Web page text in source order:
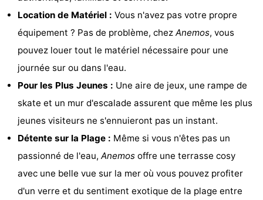
Croisières
Fermes
Terrains
jeux
-
Aires
de
intérieures
Bowling
-
de
de
Villages
Location de Matériel : Vous n'avez pas votre propre
équipement ? Pas de problème, chez Anemos, vous
pouvez louer tout le matériel nécessaire pour une
journée sur ou dans l'eau.
Pour les Plus Jeunes : Une aire de jeux, une rampe de
skate et un mur d'escalade assurent que même les plus
jeunes visiteurs ne s'ennuieront pas un instant.
Détente sur la Plage : Même si vous n'êtes pas un
passionné de l'eau, Anemos offre une terrasse cosy
avec une belle vue sur la mer où vous pouvez profiter
d'un verre et du sentiment exotique de la plage entre